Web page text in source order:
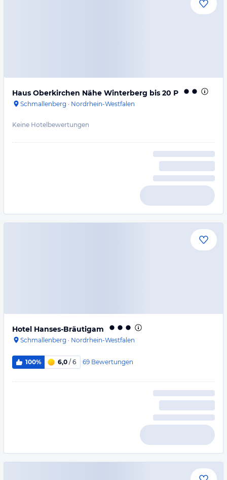
Haus Oberkirchen Nähe Winterberg bis 20 P
Schmallenberg · Nordrhein-Westfalen
Keine Hotelbewertungen
Hotel Hanses-Bräutigam
Schmallenberg · Nordrhein-Westfalen
100% 6,0 / 6 69 Bewertungen